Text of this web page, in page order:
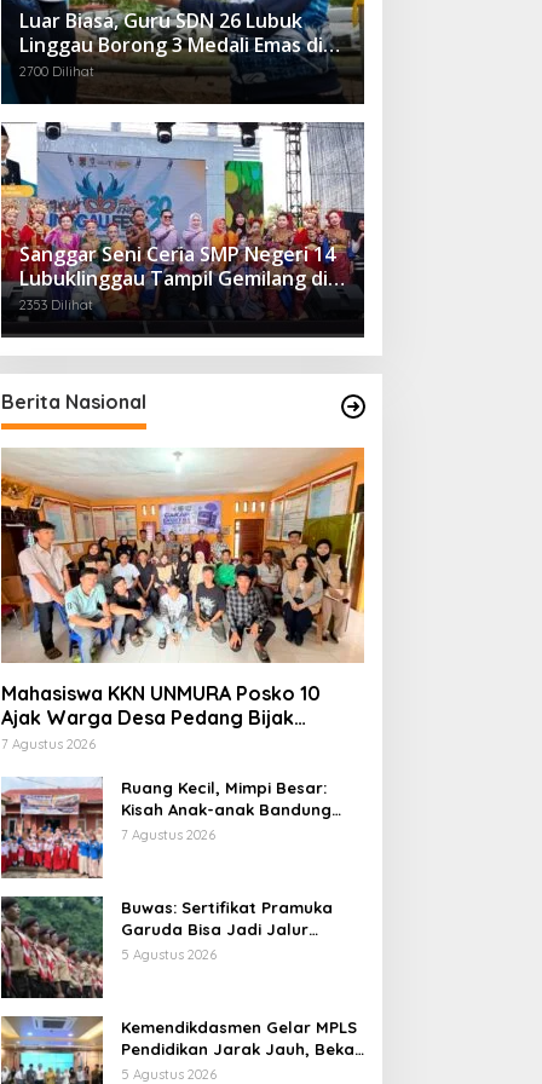
Luar Biasa, Guru SDN 26 Lubuk
Linggau Borong 3 Medali Emas di
Tiga Cabor Berbeda
2700 Dilihat
Sanggar Seni Ceria SMP Negeri 14
Lubuklinggau Tampil Gemilang di
Linggau Fest 2025
2353 Dilihat
Berita Nasional
Mahasiswa KKN UNMURA Posko 10
Ajak Warga Desa Pedang Bijak
Bermedia Digital
7 Agustus 2026
Ruang Kecil, Mimpi Besar:
Kisah Anak-anak Bandung
Ujung Menemukan Dunia
7 Agustus 2026
Buwas: Sertifikat Pramuka
Garuda Bisa Jadi Jalur
Khusus Masuk TNI, Polri, dan
5 Agustus 2026
Kemendikdasmen Gelar MPLS
Pendidikan Jarak Jauh, Bekali
Murid Bangun Kemandirian
5 Agustus 2026